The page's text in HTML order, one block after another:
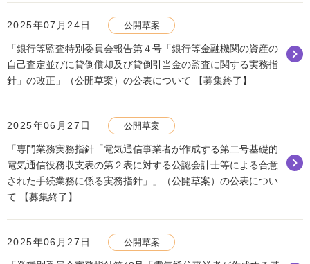
2025年07月24日 公開草案
「銀行等監査特別委員会報告第４号「銀行等金融機関の資産の
自己査定並びに貸倒償却及び貸倒引当金の監査に関する実務指
針」の改正」（公開草案）の公表について 【募集終了】
2025年06月27日 公開草案
「専門業務実務指針「電気通信事業者が作成する第二号基礎的
電気通信役務収支表の第２表に対する公認会計士等による合意
された手続業務に係る実務指針」」（公開草案）の公表につい
て 【募集終了】
2025年06月27日 公開草案